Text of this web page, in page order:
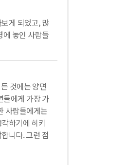
게 되었고, 많
에 놓인 사람들
것에는 양면
들에게 가장 가
사람들에게는
하기에 히키
니다. 그런 점